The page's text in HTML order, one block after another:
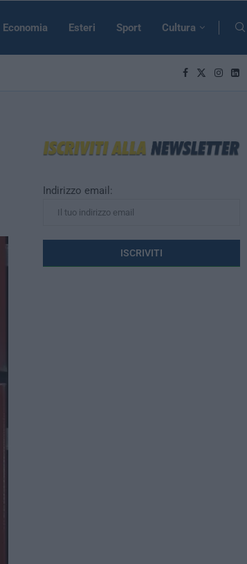
Economia Esteri Sport Cultura
Indirizzo email: